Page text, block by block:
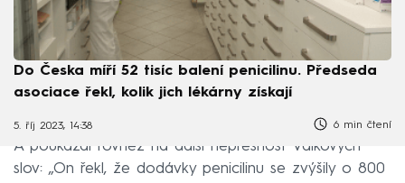
Do Česka míří 52 tisíc balení penicilinu. Předseda
asociace řekl, kolik jich lékárny získají
5. říj 2023, 14:38 6 min čtení
A poukázal rovněž na další nepřesnost Válkových
slov: „On řekl, že dodávky penicilinu se zvýšily o 800